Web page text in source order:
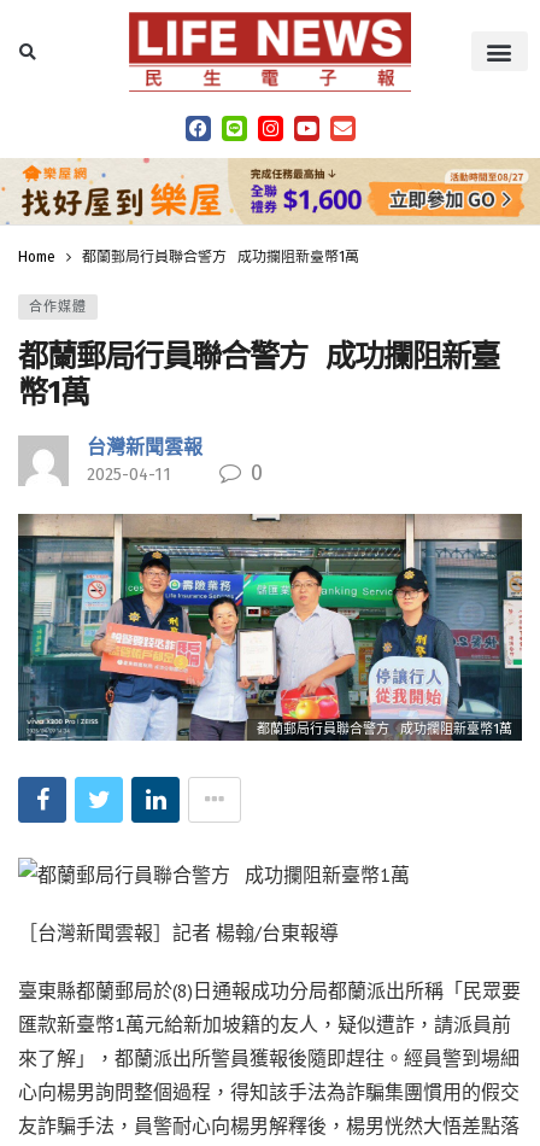
Home 都蘭郵局行員聯合警方 成功攔阻新臺幣1萬
合作媒體
都蘭郵局行員聯合警方 成功攔阻新臺
幣1萬
台灣新聞雲報
2025-04-11 0
都蘭郵局行員聯合警方 成功攔阻新臺幣1萬
［台灣新聞雲報］記者 楊翰/台東報導
臺東縣都蘭郵局於(8)日通報成功分局都蘭派出所稱「民眾要
匯款新臺幣1萬元給新加坡籍的友人，疑似遭詐，請派員前
來了解」，都蘭派出所警員獲報後隨即趕往。經員警到場細
心向楊男詢問整個過程，得知該手法為詐騙集團慣用的假交
友詐騙手法，員警耐心向楊男解釋後，楊男恍然大悟差點落